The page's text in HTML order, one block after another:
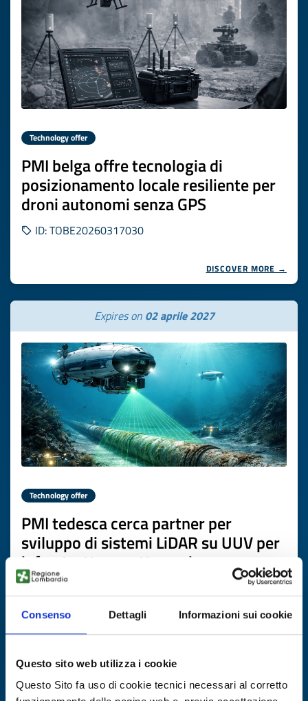
Consenso Dettagli Informazioni sui cookie
Questo sito web utilizza i cookie
Questo Sito fa uso di cookie tecnici necessari al corretto
Technology offer
PMI belga offre tecnologia di
posizionamento locale resiliente per
droni autonomi senza GPS
ID: TOBE20260317030
DISCOVER MORE →
Expires on 02 aprile 2027
Technology offer
PMI tedesca cerca partner per
sviluppo di sistemi LiDAR su UUV per
infrastrutture sottomarine
ID: TODE20260302010